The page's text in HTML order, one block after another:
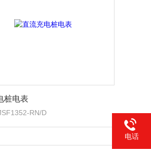
桩电表
RN/D
电话